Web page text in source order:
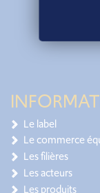
Le label
Le commerce
Les filières
Les acteurs
Les produits